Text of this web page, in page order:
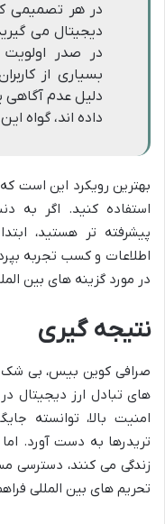
در هر تصمیمی
دیجیتال می
در صدر اولویت
بسیاری از
دلیل عدم آگاهی
داده اند، گواه
بهترین رویکرد این است که
استفاده کنید. اگر به
پیشرفته تر هستید،
اطلاعات و کسب تجربه
در مورد گزینه های بین
نتیجه گیری
صرافی کوین بیس، بی شک
های تبادل ارز دیجیتال
امنیت بالا، توانسته
تریدرها به دست آورد.
زندگی می کنند، دسترسی
تحریم های بین المللی